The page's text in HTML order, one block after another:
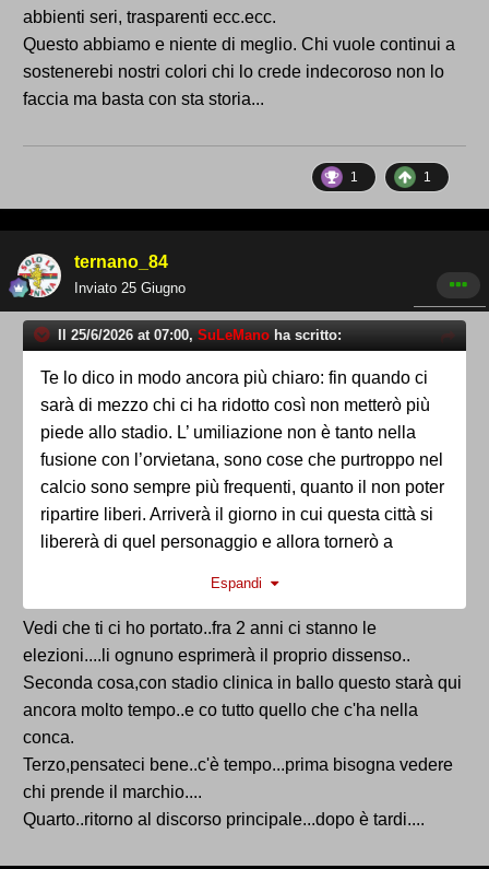
salvare la barca a meno di clamorose uscite
ferragostiane di altre realtà del territorio
abbienti seri, trasparenti ecc.ecc.
Questo abbiamo e niente di meglio. Chi vuole continui a
sostenerebi nostri colori chi lo crede indecoroso non lo
faccia ma basta con sta storia...
1 1
ternano_84
Inviato 25 Giugno
Il 25/6/2026 at 07:00, SuLeMano ha scritto:
Te lo dico in modo ancora più chiaro: fin quando ci
sarà di mezzo chi ci ha ridotto così non metterò più
piede allo stadio. L’ umiliazione non è tanto nella
fusione con l’orvietana, sono cose che purtroppo nel
calcio sono sempre più frequenti, quanto il non poter
ripartire liberi. Arriverà il giorno in cui questa città si
libererà di quel personaggio e allora tornerò a
Espandi
Vedi che ti ci ho portato..fra 2 anni ci stanno le
elezioni....li ognuno esprimerà il proprio dissenso..
Seconda cosa,con stadio clinica in ballo questo starà qui
ancora molto tempo..e co tutto quello che c'ha nella
conca.
Terzo,pensateci bene..c'è tempo...prima bisogna vedere
chi prende il marchio....
Quarto..ritorno al discorso principale...dopo è tardi....